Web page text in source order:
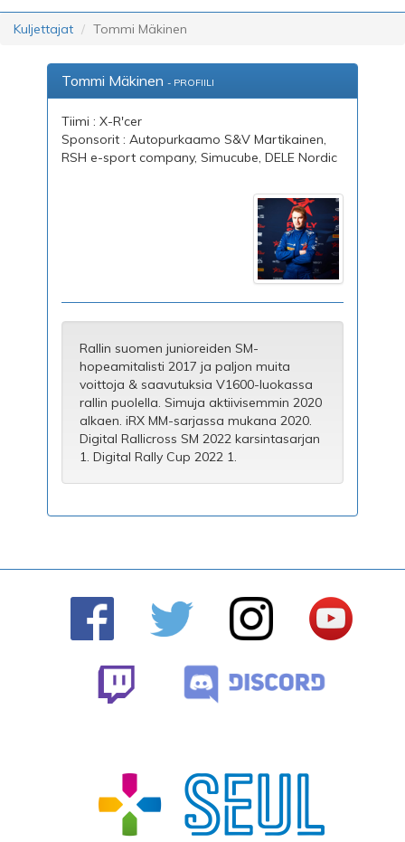
Kuljettajat Tommi Mäkinen
Tommi Mäkinen - PROFIILI
Tiimi : X-R'cer
Sponsorit : Autopurkaamo S&V Martikainen,
RSH e-sport company, Simucube, DELE Nordic
Rallin suomen junioreiden SM-
hopeamitalisti 2017 ja paljon muita
voittoja & saavutuksia V1600-luokassa
rallin puolella. Simuja aktiivisemmin 2020
alkaen. iRX MM-sarjassa mukana 2020.
Digital Rallicross SM 2022 karsintasarjan
1. Digital Rally Cup 2022 1.